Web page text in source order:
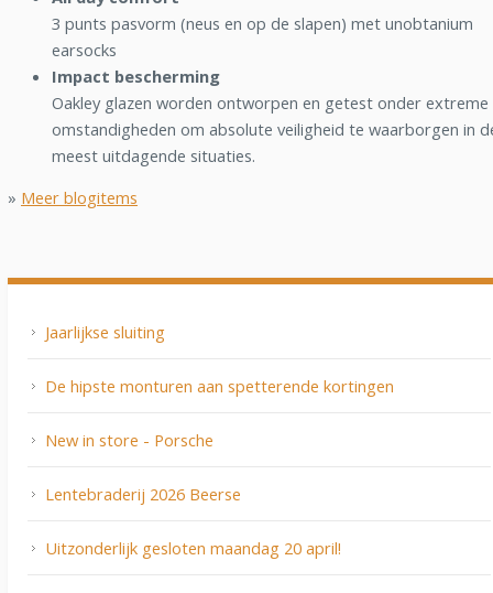
3 punts pasvorm (neus en op de slapen) met unobtanium
earsocks
Impact bescherming
Oakley glazen worden ontworpen en getest onder extreme
omstandigheden om absolute veiligheid te waarborgen in
meest uitdagende situaties.
» Meer blogitems
Jaarlijkse sluiting
De hipste monturen aan spetterende kortingen
New in store - Porsche
Lentebraderij 2026 Beerse
Uitzonderlijk gesloten maandag 20 april!